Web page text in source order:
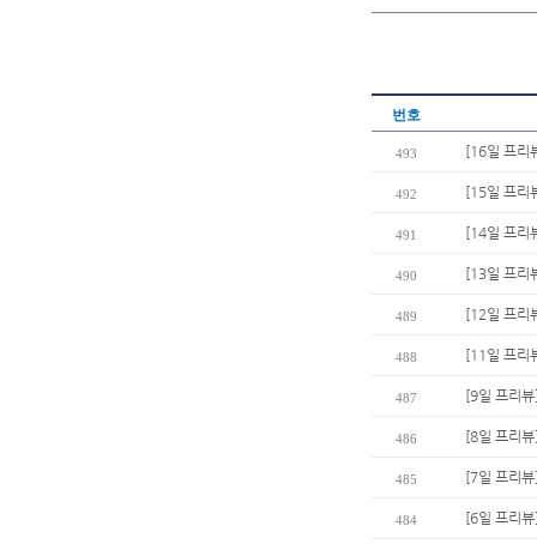
번호
493 [16일 프리
492 [15일 프리
491 [14일 프리
490 [13일 프리
489 [12일 프리
488 [11일 프리
487 [9일 프리
486 [8일 프리
485 [7일 프리
484 [6일 프리